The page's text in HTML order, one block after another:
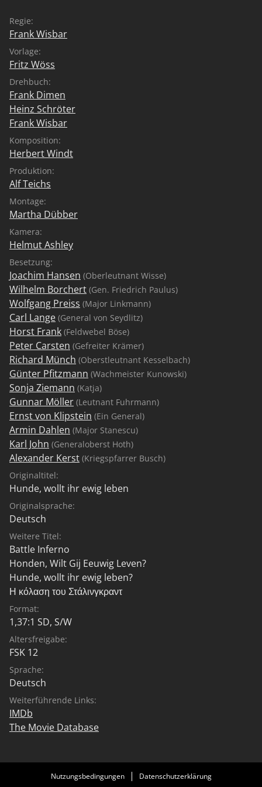
Regie:
Frank Wisbar
Vorlage:
Fritz Wöss
Drehbuch:
Frank Dimen
Heinz Schröter
Frank Wisbar
Komposition:
Herbert Windt
Produktion:
Alf Teichs
Montage:
Martha Dübber
Kamera:
Helmut Ashley
Besetzung:
Joachim Hansen (Oberleutnant Wisse)
Wilhelm Borchert (Gen. Friedrich Paulus)
Wolfgang Preiss (Major Linkmann)
Carl Lange (General von Seydlitz)
Horst Frank (Feldwebel Böse)
Peter Carsten (Gefreiter Krämer)
Richard Münch (Oberstleutnant Kesselbach)
Günter Pfitzmann (Wachmeister Kunowski)
Sonja Ziemann (Katja)
Gunnar Möller (Leutnant Fuhrmann)
Ernst von Klipstein (Ein General)
Armin Dahlen (Major Stanescu)
Karl John (Generaloberst Hoth)
Alexander Kerst (Kriegspfarrer Busch)
Originaltitel:
Hunde, wollt ihr ewig leben
Originalsprache:
Deutsch
Weitere Titel:
Battle Inferno
Honden, Wilt Gij Eeuwig Leven?
Hunde, wollt ihr ewig leben?
Η κόλαση του Στάλινγκραντ
Format:
1,37:1 SD, S/W
Altersfreigabe:
FSK 12
Sprache:
Deutsch
Weiterführende Links:
IMDb
The Movie Database
Nutzungsbedingungen Datenschutzerklärung